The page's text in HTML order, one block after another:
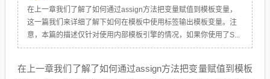
在上一章我们了解了如何通过assign方法把变量赋值到模板变量，
这一篇我们来详细了解下如何在模板中使用标签输出模板变量。注
意，本篇的描述仅针对使用内部模板引擎的情况，如果你使用了S...
在上一章我们了解了如何通过assign方法把变量赋值到模板